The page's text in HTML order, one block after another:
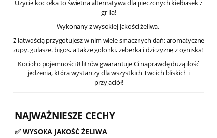
Użycie kociołka to świetna alternatywa dla pieczonych kiełbasek z
grilla!
Wykonany z wysokiej jakości żeliwa.
Z łatwością przygotujesz w nim wiele smacznych dań: aromatyczne
zupy, gulasze, bigos, a także golonki, żeberka i dziczyznę z ogniska!
Kocioł o pojemności 8 litrów gwarantuje Ci naprawdę dużą ilość
jedzenia, która wystarczy dla wszystkich Twoich bliskich i
przyjaciół!
NAJWAŻNIESZE CECHY
✅ WYSOKA JAKOŚĆ ŻELIWA